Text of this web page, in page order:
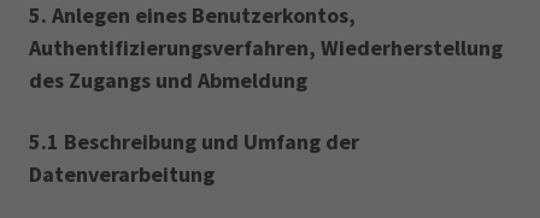
5. Anlegen eines Benutzerkontos,
Authentifizierungsverfahren, Wiederherstellung
des Zugangs und Abmeldung
5.1 Beschreibung und Umfang der
Datenverarbeitung